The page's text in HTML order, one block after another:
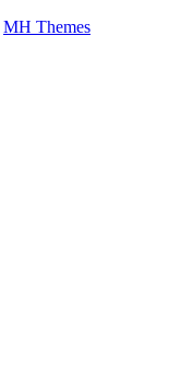
MH Themes